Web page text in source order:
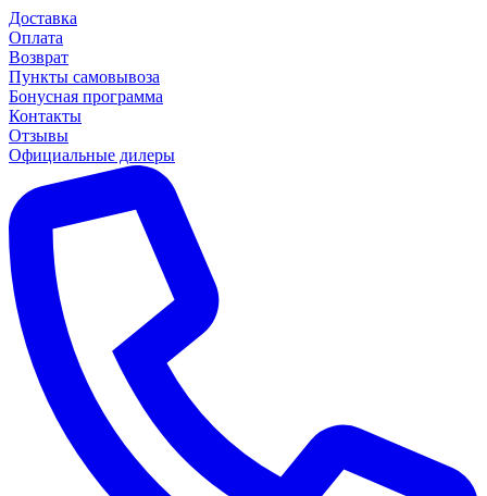
Доставка
Оплата
Возврат
Пункты самовывоза
Бонусная программа
Контакты
Отзывы
Официальные дилеры